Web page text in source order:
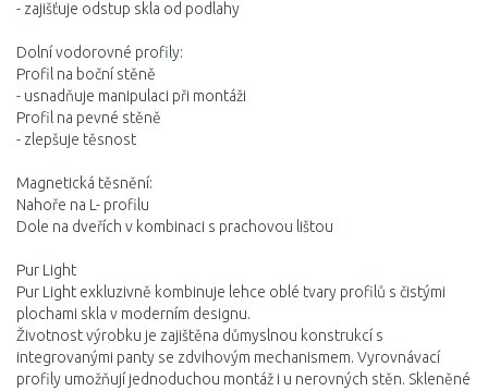
- zajišťuje odstup skla od podlahy
Dolní vodorovné profily:
Profil na boční stěně
- usnadňuje manipulaci při montáži
Profil na pevné stěně
- zlepšuje těsnost
Magnetická těsnění:
Nahoře na L- profilu
Dole na dveřích v kombinaci s prachovou lištou
Pur Light
Pur Light exkluzivně kombinuje lehce oblé tvary profilů s čistými
plochami skla v moderním designu.
Životnost výrobku je zajištěna důmyslnou konstrukcí s
integrovanými panty se zdvihovým mechanismem. Vyrovnávací
profily umožňují jednoduchou montáž i u nerovných stěn. Skleněné